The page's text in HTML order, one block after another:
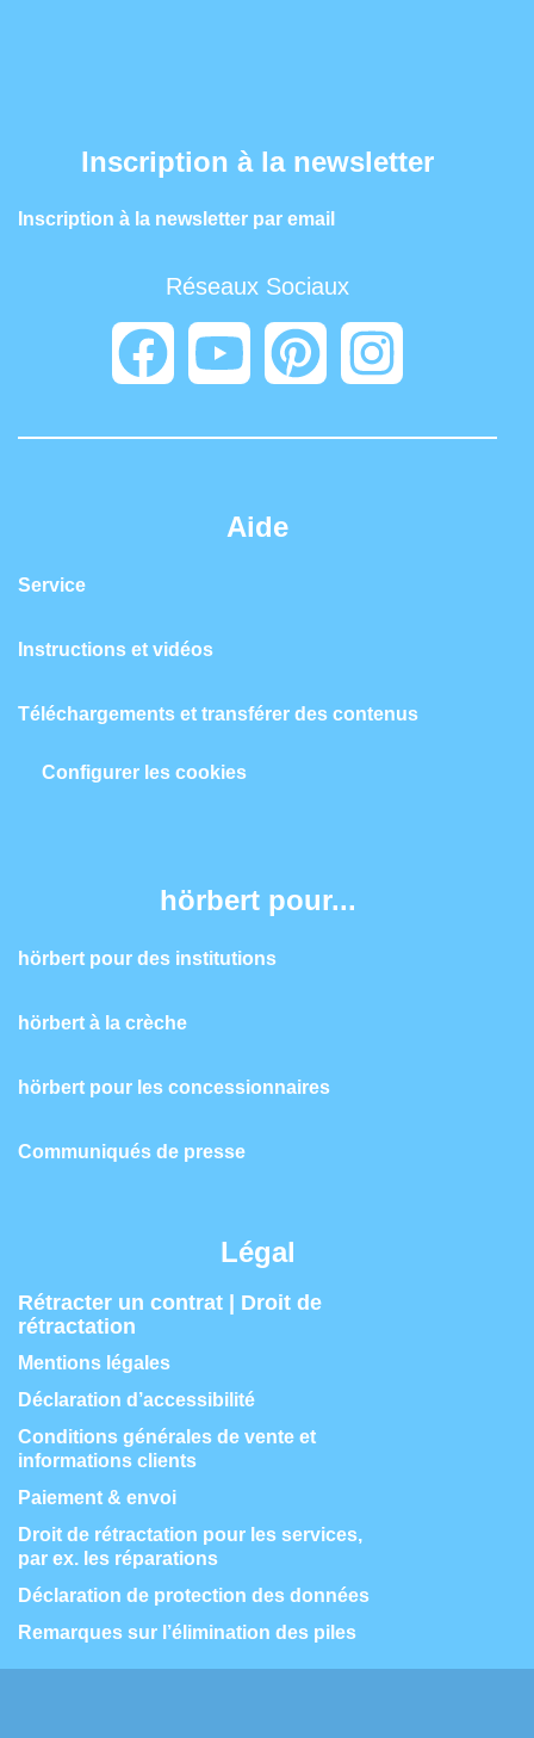
Inscription à la newsletter
Inscription à la newsletter par email
Réseaux Sociaux
Aide
Service
Instructions et vidéos
Téléchargements et transférer des contenus
Configurer les cookies
hörbert pour...
hörbert pour des institutions
hörbert à la crèche
hörbert pour les concessionnaires
Communiqués de presse
Légal
Rétracter un contrat | Droit de
rétractation
Mentions légales
Déclaration d’accessibilité
Conditions générales de vente et
informations clients
Paiement & envoi
Droit de rétractation pour les services,
par ex. les réparations
Déclaration de protection des données
Remarques sur l’élimination des piles